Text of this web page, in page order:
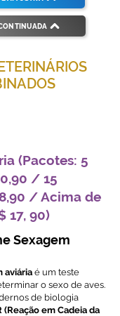
(Pacotes: 5
/ 15
/ Acima de
17, 90)
Sexagem
aviáriaé um teste
o sexo de aves.
de biologia
(Reação em Cadeia da